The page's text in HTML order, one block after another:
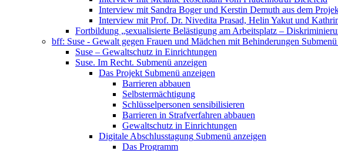
Interview mit Sandra Boger und Kerstin Demuth aus dem
Interview mit Prof. Dr. Nivedita Prasad, Helin Yakut und
Fortbildung „sexualisierte Belästigung am Arbeitsplatz –
bff: Suse - Gewalt gegen Frauen und Mädchen mit Behinderungen
Suse – Gewaltschutz in Einrichtungen
Suse. Im Recht. Submenü anzeigen
Das Projekt Submenü anzeigen
Barrieren abbauen
Selbstermächtigung
Schlüsselpersonen sensibilisieren
Barrieren in Strafverfahren abbauen
Gewaltschutz in Einrichtungen
Digitale Abschlusstagung Submenü anzeigen
Das Programm